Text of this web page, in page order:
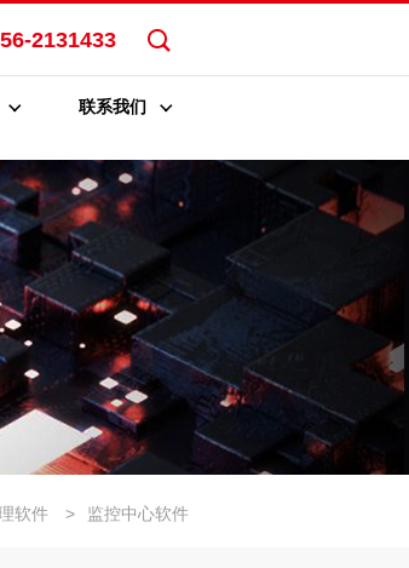
2131433
联系我们
软件 > 监控中心软件